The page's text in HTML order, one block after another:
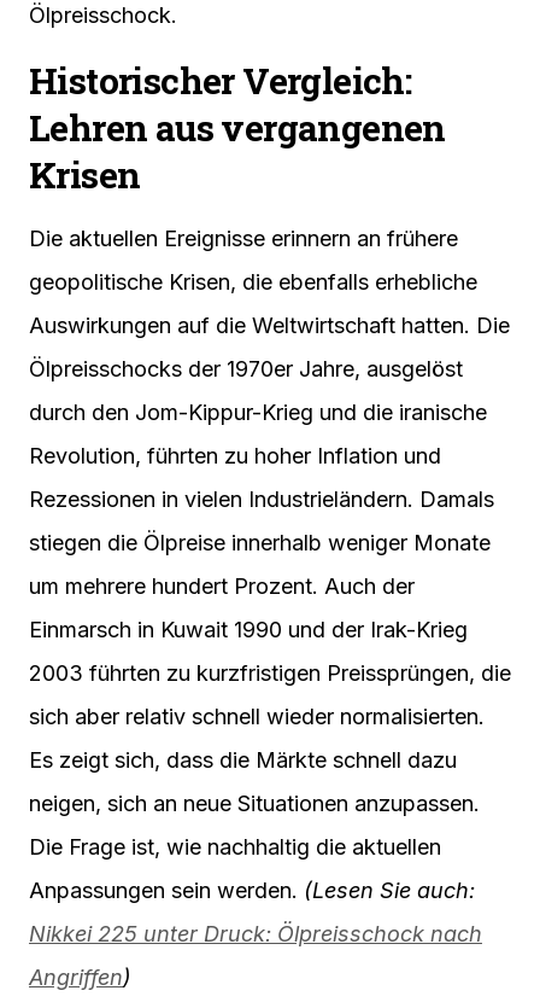
Ölpreisschock.
Historischer Vergleich:
Lehren aus vergangenen
Krisen
Die aktuellen Ereignisse erinnern an frühere
geopolitische Krisen, die ebenfalls erhebliche
Auswirkungen auf die Weltwirtschaft hatten. Die
Ölpreisschocks der 1970er Jahre, ausgelöst
durch den Jom-Kippur-Krieg und die iranische
Revolution, führten zu hoher Inflation und
Rezessionen in vielen Industrieländern. Damals
stiegen die Ölpreise innerhalb weniger Monate
um mehrere hundert Prozent. Auch der
Einmarsch in Kuwait 1990 und der Irak-Krieg
2003 führten zu kurzfristigen Preissprüngen, die
sich aber relativ schnell wieder normalisierten.
Es zeigt sich, dass die Märkte schnell dazu
neigen, sich an neue Situationen anzupassen.
Die Frage ist, wie nachhaltig die aktuellen
Anpassungen sein werden. (Lesen Sie auch:
Nikkei 225 unter Druck: Ölpreisschock nach
Angriffen)